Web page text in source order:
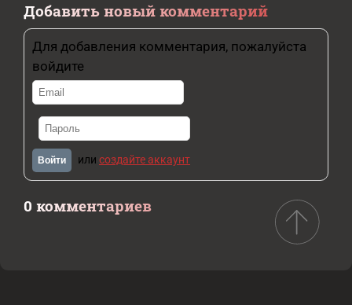
Добавить новый комментарий
Для добавления комментария, пожалуйста
войдите
Войти или создайте аккаунт
0 комментариев